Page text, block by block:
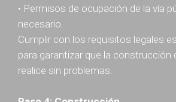
• Permisos de ocupación de la vía
necesario.
Cumplir con los requisitos legales
para garantizar que la construcción
realice sin problemas.